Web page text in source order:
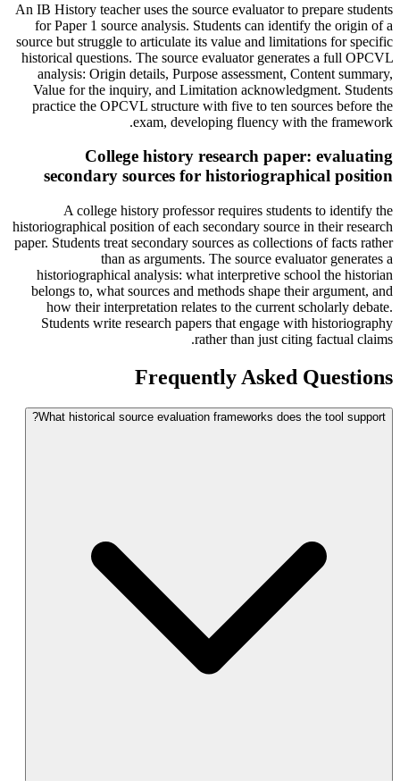
An IB History teacher uses the source evaluator to prepare students
for Paper 1 source analysis. Students can identify the origin of a
source but struggle to articulate its value and limitations for specific
historical questions. The source evaluator generates a full OPCVL
analysis: Origin details, Purpose assessment, Content summary,
Value for the inquiry, and Limitation acknowledgment. Students
practice the OPCVL structure with five to ten sources before the
exam, developing fluency with the framework.
College history research paper: evaluating
secondary sources for historiographical position
A college history professor requires students to identify the
historiographical position of each secondary source in their research
paper. Students treat secondary sources as collections of facts rather
than as arguments. The source evaluator generates a
historiographical analysis: what interpretive school the historian
belongs to, what sources and methods shape their argument, and
how their interpretation relates to the current scholarly debate.
Students write research papers that engage with historiography
rather than just citing factual claims.
Frequently Asked Questions
What historical source evaluation frameworks does the tool support?